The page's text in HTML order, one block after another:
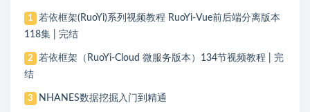
1
若依框架(RuoYi)系列视频教程 RuoYi-Vue前后端分离版本
118集 | 完结
2
若依框架（RuoYi-Cloud 微服务版本）134节视频教程 | 完
结
3 NHANES数据挖掘入门到精通